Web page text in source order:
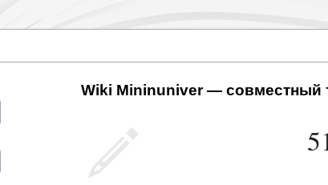
Wiki Mininuniver — совместный